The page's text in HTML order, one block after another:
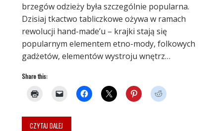
brzegów odzieży była szczególnie popularna.
Dzisiaj tkactwo tabliczkowe ożywa w ramach
rewolucji hand-made’u – krajki stają się
popularnym elementem etno-mody, folkowych
gadżetów, elementów wystroju wnętrz…
Share this:
CZYTAJ DALEJ